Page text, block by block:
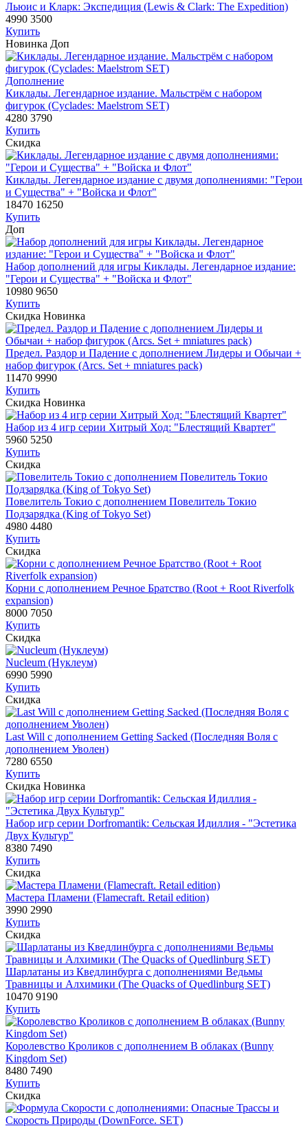
Льюис и Кларк: Экспедиция (Lewis & Clark: The Expedition)
4990 3500
Купить
Новинка Доп
Дополнение
Киклады. Легендарное издание. Мальстрём с набором
фигурок (Cyclades: Maelstrom SET)
4280 3790
Купить
Скидка
Киклады. Легендарное издание с двумя дополнениями: "Герои
и Существа" + "Войска и Флот"
18470 16250
Купить
Доп
Набор дополнений для игры Киклады. Легендарное издание:
"Герои и Существа" + "Войска и Флот"
10980 9650
Купить
Скидка Новинка
Предел. Раздор и Падение с дополнением Лидеры и Обычаи +
набор фигурок (Arcs. Set + mniatures pack)
11470 9990
Купить
Скидка Новинка
Набор из 4 игр серии Хитрый Ход: "Блестящий Квартет"
5960 5250
Купить
Скидка
Повелитель Токио с дополнением Повелитель Токио
Подзарядка (King of Tokyo Set)
4980 4480
Купить
Скидка
Корни с дополнением Речное Братство (Root + Root Riverfolk
expansion)
8000 7050
Купить
Скидка
Nucleum (Нуклеум)
6990 5990
Купить
Скидка
Last Will с дополнением Getting Sacked (Последняя Воля с
дополнением Уволен)
7280 6550
Купить
Скидка Новинка
Набор игр серии Dorfromantik: Сельская Идиллия - "Эстетика
Двух Культур"
8380 7490
Купить
Скидка
Мастера Пламени (Flamecraft. Retail edition)
3990 2990
Купить
Скидка
Шарлатаны из Кведлинбурга с дополнениями Ведьмы
Травницы и Алхимики (The Quacks of Quedlinburg SET)
10470 9190
Купить
Королевство Кроликов с дополнением В облаках (Bunny
Kingdom Set)
8480 7490
Купить
Скидка